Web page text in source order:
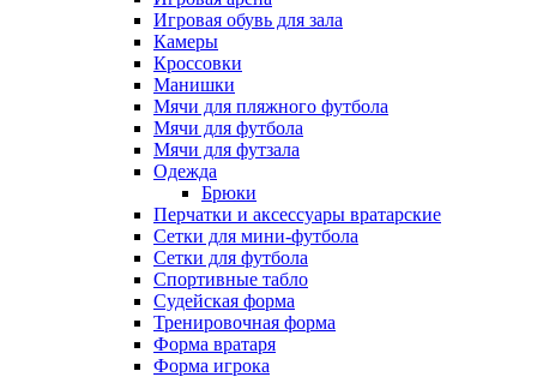
Игровая обувь для зала
Камеры
Кроссовки
Манишки
Мячи для пляжного футбола
Мячи для футбола
Мячи для футзала
Одежда
Брюки
Перчатки и аксессуары вратарские
Сетки для мини-футбола
Сетки для футбола
Спортивные табло
Судейская форма
Тренировочная форма
Форма вратаря
Форма игрока